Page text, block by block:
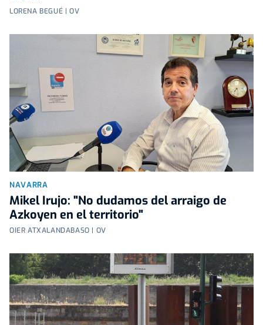
LORENA BEGUÉ | OV
NAVARRA
Mikel Irujo: "No dudamos del arraigo de
Azkoyen en el territorio"
OIER ATXALANDABASO | OV